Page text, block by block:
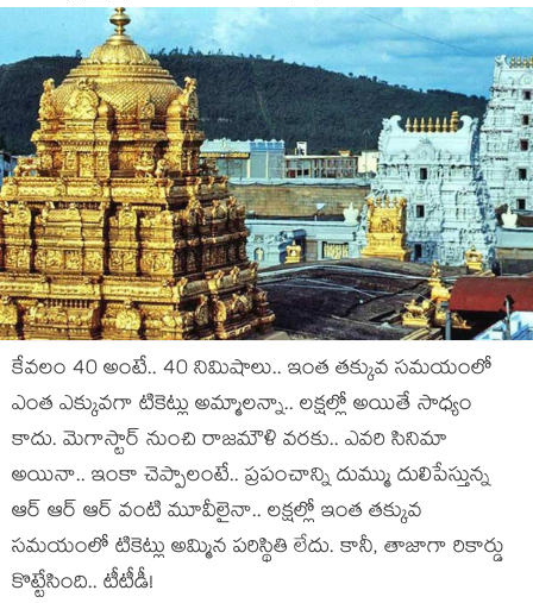
కేవ‌లం 40 అంటే.. 40 నిమిషాలు.. ఇంత త‌క్కువ స‌మ‌యంలో
ఎంత ఎక్కువ‌గా టికెట్లు అమ్మాల‌న్నా.. ల‌క్షల్లో అయితే సాధ్యం
కాదు. మెగాస్టార్ నుంచి రాజ‌మౌళి వ‌ర‌కు.. ఎవ‌రి సినిమా
అయినా.. ఇంకా చెప్పాలంటే.. ప్ర‌పంచాన్ని దుమ్ము దులిపేస్తున్న
ఆర్ ఆర్ ఆర్ వంటి మూవీలైనా.. ల‌క్ష‌ల్లో ఇంత త‌క్కువ
స‌మ‌యంలో టికెట్లు అమ్మిన ప‌రిస్థితి లేదు. కానీ, తాజాగా రికార్డు
కొట్టేసింది.. టీటీడీ!